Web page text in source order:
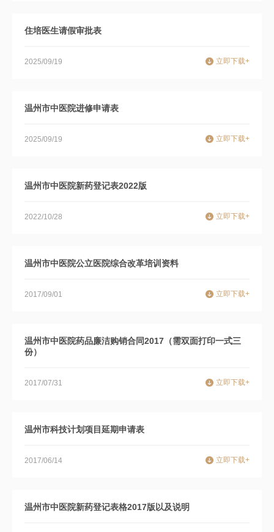
住培医生请假审批表
立即下载+
2025/09/19
温州市中医院进修申请表
立即下载+
2025/09/19
温州市中医院新药登记表2022版
立即下载+
2022/10/28
温州市中医院公立医院综合改革培训资料
立即下载+
2017/09/01
温州市中医院药品廉洁购销合同2017（需双面打印一式三
份）
立即下载+
2017/07/31
温州市科技计划项目延期申请表
立即下载+
2017/06/14
温州市中医院新药登记表格2017版以及说明